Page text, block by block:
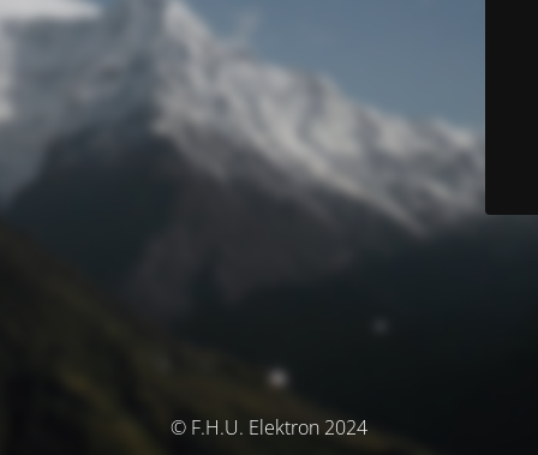
© F.H.U. Elektron 2024